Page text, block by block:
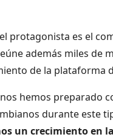
protagonista es el
además miles
de la plataforma
hemos
durante este
un crecimiento en